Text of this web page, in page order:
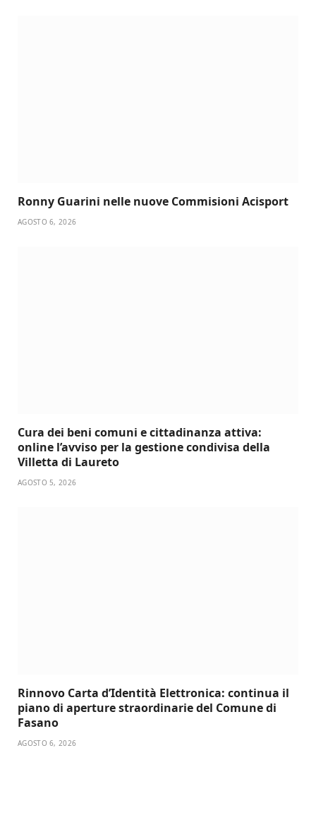
Ronny Guarini nelle nuove Commisioni Acisport
AGOSTO 6, 2026
Cura dei beni comuni e cittadinanza attiva:
online l’avviso per la gestione condivisa della
Villetta di Laureto
AGOSTO 5, 2026
Rinnovo Carta d’Identità Elettronica: continua il
piano di aperture straordinarie del Comune di
Fasano
AGOSTO 6, 2026